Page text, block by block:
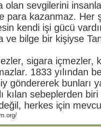
olan sevgilerini
para kazanmaz. Her
kendi işi gücü
ve bilge bir kişiyse
sigara içmezler,
1833 yılından
göndererek bunları
kılan sebeplerden
herkes için